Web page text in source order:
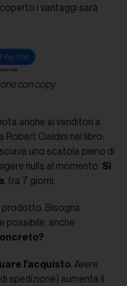
i vantaggi sarà
con copy
anche ai venditori a
Robert Cialdini nel libro:
uno scatola pieno di
nulla al momento. Si
, tra 7 giorni.
Bisogna
possibile, anche
l’acquisto. Avere
spedizione) aumenta il